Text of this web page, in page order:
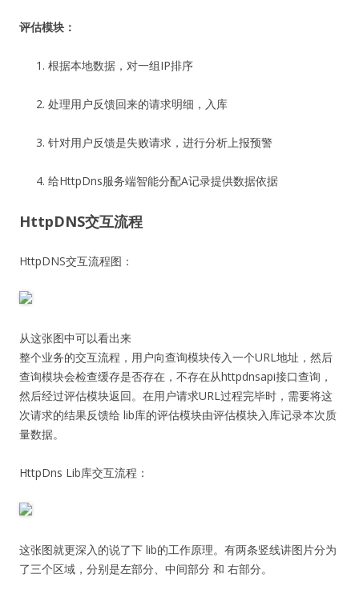
评估模块：
根据本地数据，对一组IP排序
处理用户反馈回来的请求明细，入库
针对用户反馈是失败请求，进行分析上报预警
给HttpDns服务端智能分配A记录提供数据依据
HttpDNS交互流程
HttpDNS交互流程图：
从这张图中可以看出来
整个业务的交互流程，用户向查询模块传入一个URL地址，然后
查询模块会检查缓存是否存在，不存在从httpdnsapi接口查询，
然后经过评估模块返回。在用户请求URL过程完毕时，需要将这
次请求的结果反馈给 lib库的评估模块由评估模块入库记录本次质
量数据。
HttpDns Lib库交互流程：
这张图就更深入的说了下 lib的工作原理。有两条竖线讲图片分为
了三个区域，分别是左部分、中间部分 和 右部分。